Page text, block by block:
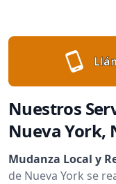
Nuestros
Nueva York,
Mudanza Local y
de Nueva York se